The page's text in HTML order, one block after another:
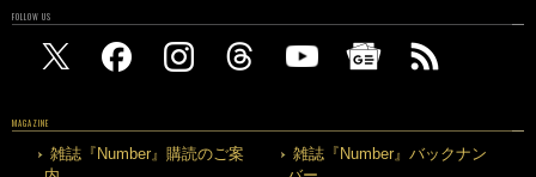
FOLLOW US
MAGAZINE
雑誌『Number』購読のご案
雑誌『Number』バックナン